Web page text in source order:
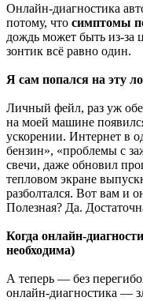
Онлайн-диагностика
потому, что симптомы
дождь может быть из-за
зонтик всё равно один.
Я сам попался на эту
Личный фейл, раз уж
на моей машине
ускорении. Интернет в
бензин», «проблемы с
свечи, даже обновил
тепловом экране
разболтался. Вот вам и
Полезная? Да.
Когда онлайн-
необходима)
А теперь — без
онлайн-диагностика —